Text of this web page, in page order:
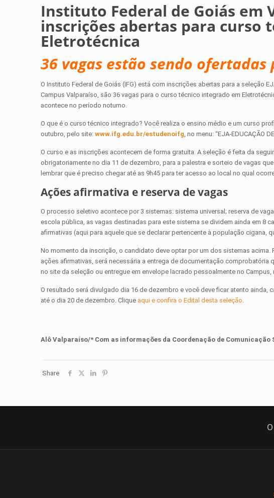
Instituto Federal de Goiás em
inscrições abertas para curso
Eletrotécnica
36 vagas estão sendo
O Instituto Federal de Goiás (IFG) está com inscrições abertas para a seleção
Campus Valparaíso, são 36 vagas para o curso técnico integrado em
acontece no período noturno.
O que é o curso técnico integrado? Você realiza o ensino médio e um curso
outubro, pelo site: www.ifg.edu.br/estudenoifg, no menu: “EJA-EDUCAÇÃO
O curso e as inscrições acontecem de forma gratuita. A seleção é feita da
obrigatoriamente no dia 11 de dezembro, para a palestra e sorteio de vagas
lembrar que é preciso chegar até as 9h45 para ter acesso ao local no qual
Ações afirmativa e reserva de vagas
O processo seletivo acontece por 3 sistemas: sistema universal; reserva de
escola pública, as vagas destinadas para este sistema se dividem ainda em 8
afirmativas (aqui para aquele que se declarar pertencente à população cigana,
No momento da inscrição, o candidato deve optar por um dos sistemas
ações afirmativas, será necessária a entrega de documentação
no site da seleção ou entregue em envelope lacrado pessoalmente no Campus,
O resultado será divulgado dia 16 de dezembro e você deve ficar atento
até o dia 20 de dezembro. Clique aqui e confira o Edital desta seleção.
Alô Valparaíso/* Com as informações da Coordenação de
Share